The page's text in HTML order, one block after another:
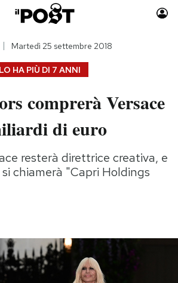
Auto
Moda
Consumismi
Storie/Idee
Ok Boomer!
Mondiali calcio 2026
HA PIÙ DI 7 ANNI
Martedì 25 settembre 2018
comprerà Versace
di euro
resterà direttrice creativa, e
chiamerà "Capri Holdings